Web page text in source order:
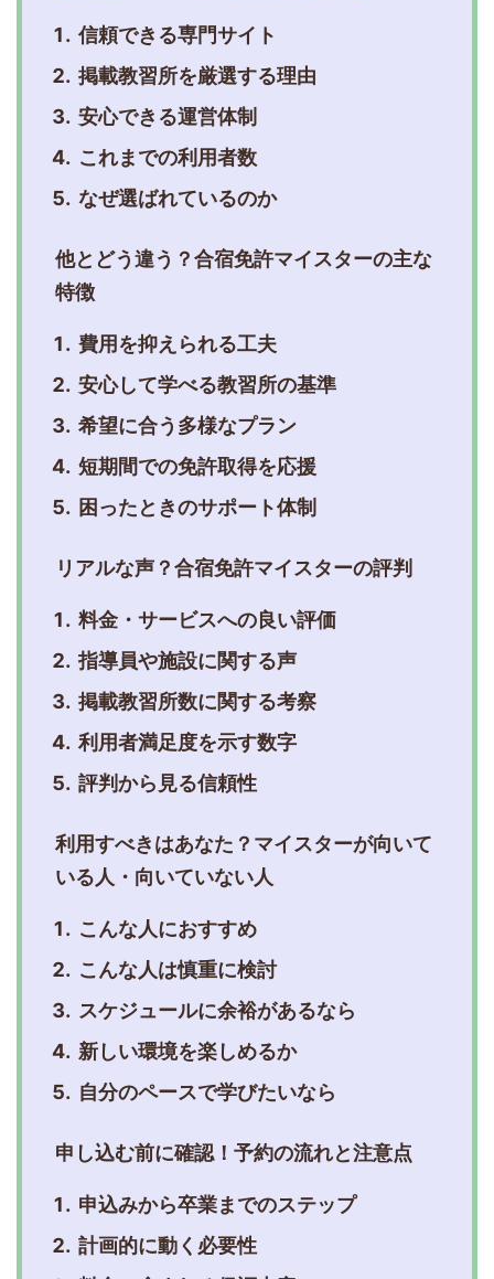
信頼できる専門サイト
掲載教習所を厳選する理由
安心できる運営体制
これまでの利用者数
なぜ選ばれているのか
他とどう違う？合宿免許マイスターの主な
特徴
費用を抑えられる工夫
安心して学べる教習所の基準
希望に合う多様なプラン
短期間での免許取得を応援
困ったときのサポート体制
リアルな声？合宿免許マイスターの評判
料金・サービスへの良い評価
指導員や施設に関する声
掲載教習所数に関する考察
利用者満足度を示す数字
評判から見る信頼性
利用すべきはあなた？マイスターが向いて
いる人・向いていない人
こんな人におすすめ
こんな人は慎重に検討
スケジュールに余裕があるなら
新しい環境を楽しめるか
自分のペースで学びたいなら
申し込む前に確認！予約の流れと注意点
申込みから卒業までのステップ
計画的に動く必要性